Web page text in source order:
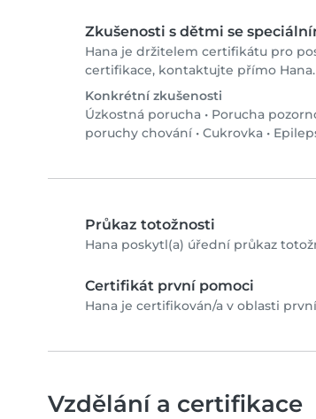
Zkušenosti s dětmi se
Hana je držitelem certifikátu pro
certifikace, kontaktujte přímo Hana.
Konkrétní zkušenosti
Úzkostná porucha • Porucha
poruchy chování • Cukrovka •
Průkaz totožnosti
Hana poskytl(a) úřední průkaz
Certifikát první pomoci
Hana je certifikován/a v oblasti
Vzdělání a certifikace